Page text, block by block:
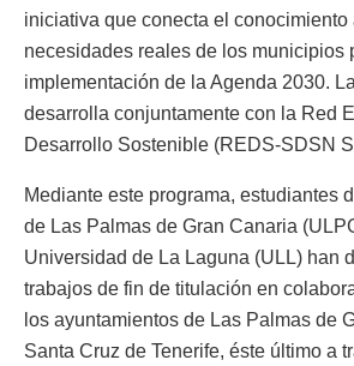
iniciativa que conecta el conocimiento
necesidades reales de los municipios
implementación de la Agenda 2030.
desarrolla conjuntamente con la Red
Desarrollo Sostenible (REDS-SDSN
Mediante este programa, estudiantes
de Las Palmas de Gran Canaria
Universidad de La Laguna (ULL) han
trabajos de fin de titulación en
los ayuntamientos de Las Palmas de
Santa Cruz de Tenerife, éste último a